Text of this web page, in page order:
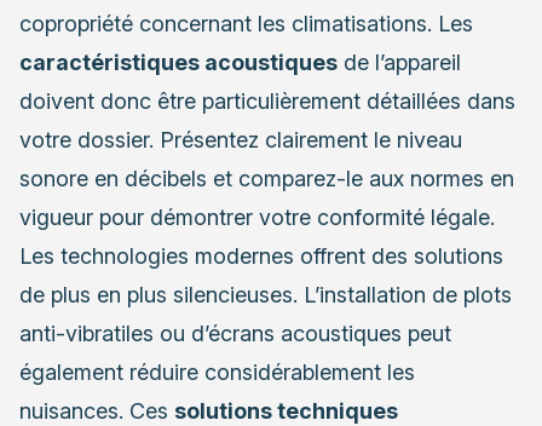
copropriété concernant les climatisations. Les
caractéristiques acoustiques de l’appareil
doivent donc être particulièrement détaillées dans
votre dossier. Présentez clairement le niveau
sonore en décibels et comparez-le aux normes en
vigueur pour démontrer votre conformité légale.
Les technologies modernes offrent des solutions
de plus en plus silencieuses. L’installation de plots
anti-vibratiles ou d’écrans acoustiques peut
également réduire considérablement les
nuisances. Ces solutions techniques